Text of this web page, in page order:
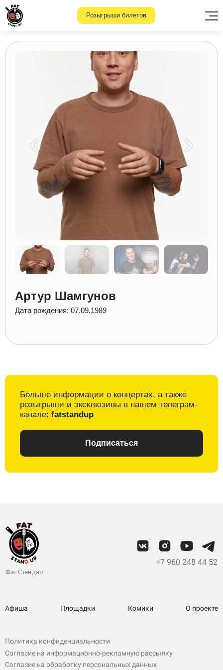
Розыгрыши билетов
Артур Шамгунов
Дата рождения: 07.09.1989
Больше информации о концертах, а также
розыгрыши и эксклюзивы в нашем телеграм-
канале: fatstandup
Подписаться
Фэт Стендап
+7 960 248 44 52
Афиша Площадки Комики О проекте
Политика конфиденциальности
Согласие на информационно-рекламную рассылку
Согласие на обработку персональных данных